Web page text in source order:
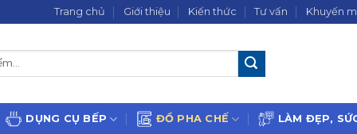
Trang chủ Giới thiệu Kiến thức Tư vấn Khuyến
DỤNG CỤ BẾP ĐỒ PHA CHẾ LÀM ĐẸP,